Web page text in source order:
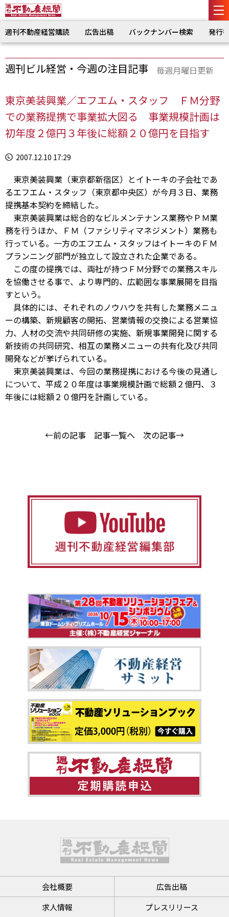
週刊不動産経営購読 広告出稿 バックナンバー検索 発行
週刊ビル経営・今週の注目記事 毎週月曜日更新
東京美装興業／エフエム・スタッフ ＦＭ分野
での業務提携で事業拡大図る 事業規模計画は
初年度２億円３年後に総額２０億円を目指す
2007.12.10 17:29
東京美装興業（東京都新宿区）とイトーキの子会社であ
るエフエム・スタッフ（東京都中央区）が今月３日、業務
提携基本契約を締結した。
東京美装興業は総合的なビルメンテナンス業務やＰＭ業
務を行うほか、ＦＭ（ファシリティマネジメント）業務も
行っている。一方のエフエム・スタッフはイトーキのＦＭ
プランニング部門が独立して設立された企業である。
この度の提携では、両社が持つＦＭ分野での業務スキル
を協働させる事で、より専門的、広範囲な事業展開を目指
すという。
具体的には、それぞれのノウハウを共有した業務メニュ
ーの構築、新規顧客の開拓、営業情報の交換による営業協
力、人材の交流や共同研修の実施、新規事業開発に関する
新技術の共同研究、相互の業務メニューの共有化及び共同
開発などが挙げられている。
東京美装興業は、今回の業務提携における今後の見通し
について、平成２０年度は事業規模計画で総額２億円、３
年後には総額２０億円を計画している。
←前の記事 記事一覧へ 次の記事→
会社概要
広告出稿
求人情報
プレスリリース